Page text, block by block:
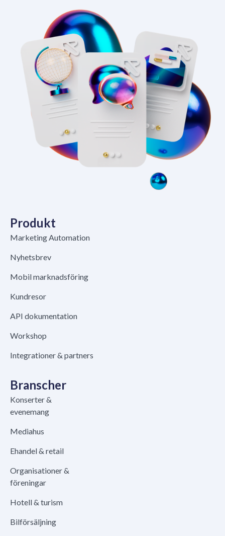
Produkt
Marketing Automation
Nyhetsbrev
Mobil marknadsföring
Kundresor
API dokumentation
Workshop
Integrationer & partners
Branscher
Konserter &
evenemang
Mediahus
Ehandel & retail
Organisationer &
föreningar
Hotell & turism
Bilförsäljning